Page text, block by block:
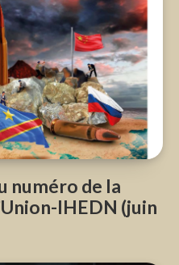
numéro de la
IHEDN (juin